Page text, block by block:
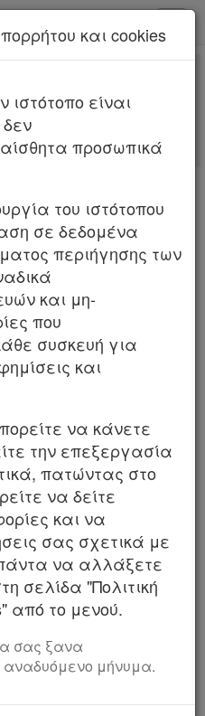
Περισσότερα
αλλαγές
4488/2017
τα δικαιώματα των
του Προαιρετικού
για τα δικαιώματα
ΔΗΜΟΚΡΑΤΙΑΣ
που ψήφισε η
πρώτο
ισχύ, που ορίζει το
η Σύμβαση
ατόμων με
στη Νέα Υόρκη
το Προαιρετικό
για τα δικαιώματα
που υπογράφηκε
2010, το
πρωτότυπο στην
μετάφραση στην
και cookies
είναι
προσωπικά
του ιστότοπου
σε δεδομένα
περιήγησης των
και μη-
που
συσκευή για
και
να κάνετε
την επεξεργασία
πατώντας στο
να δείτε
και να
σας σχετικά με
να αλλάξετε
σελίδα "Πολιτική
από το μενού.
σας ξανα
αναδυόμενο μήνυμα.